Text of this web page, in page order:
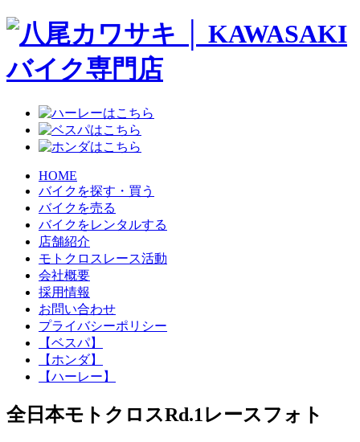
HOME
バイクを探す・買う
バイクを売る
バイクをレンタルする
店舗紹介
モトクロスレース活動
会社概要
採用情報
お問い合わせ
プライバシーポリシー
【ベスパ】
【ホンダ】
【ハーレー】
全日本モトクロスRd.1レースフォト